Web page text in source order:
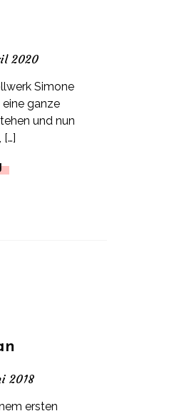
2020
Simone
ganze
und nun
2018
ersten